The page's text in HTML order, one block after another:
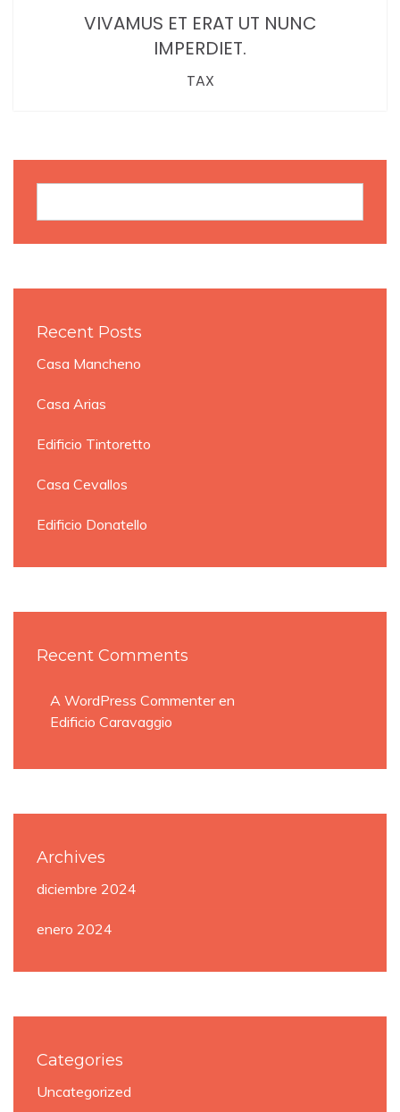
VIVAMUS ET ERAT UT NUNC
IMPERDIET.
TAX
Recent Posts
Casa Mancheno
Casa Arias
Edificio Tintoretto
Casa Cevallos
Edificio Donatello
Recent Comments
A WordPress Commenteren
Edificio Caravaggio
Archives
diciembre 2024
enero 2024
Categories
Uncategorized